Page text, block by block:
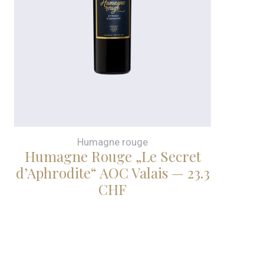
Humagne rouge
Humagne Rouge „Le Secret
d’Aphrodite“ AOC Valais — 23.3
CHF